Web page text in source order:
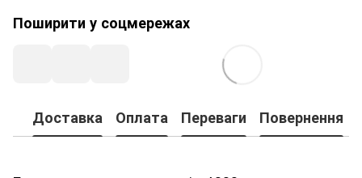
Поширити у соцмережах
Доставка Оплата Переваги Повернення